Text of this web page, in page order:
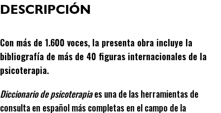
DESCRIPCIÓN
Con más de 1.600 voces, la presenta obra incluye la
bibliografía de más de 40 figuras internacionales de la
psicoterapia.
Diccionario de psicoterapiaes una de las herramientas de
consulta en español más completas en el campo de la